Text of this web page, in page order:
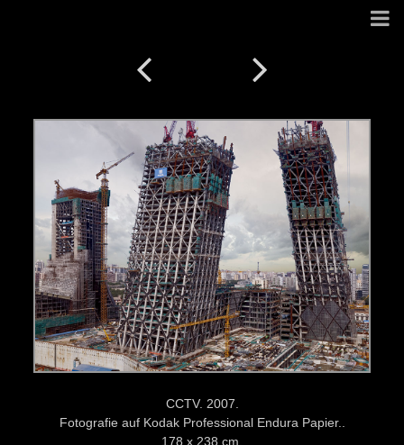
CCTV. 2007.
Fotografie auf Kodak Professional Endura Papier..
178 x 238 cm.